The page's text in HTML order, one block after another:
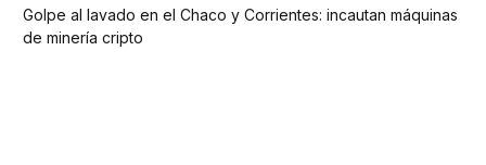
Golpe al lavado en el Chaco y Corrientes: incautan máquinas
de minería cripto